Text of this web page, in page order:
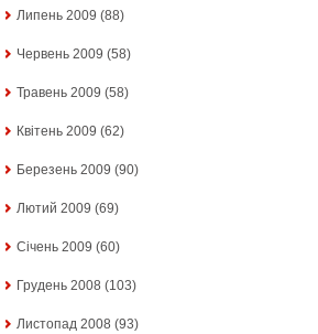
Липень 2009 (88)
Червень 2009 (58)
Травень 2009 (58)
Квітень 2009 (62)
Березень 2009 (90)
Лютий 2009 (69)
Січень 2009 (60)
Грудень 2008 (103)
Листопад 2008 (93)